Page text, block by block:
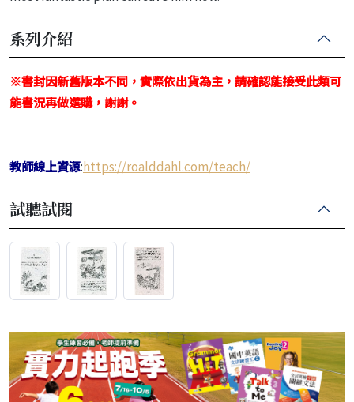
系列介紹
※書封因新舊版本不同，實際依出貨為主，請確認能接受此類可
能書況再做選購，謝謝。
教師線上資源:https://roalddahl.com/teach/
試聽試閱